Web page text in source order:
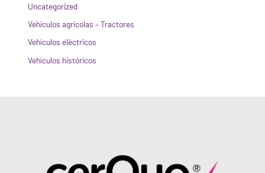
Uncategorized
Vehículos agrícolas – Tractores
Vehículos eléctricos
Vehículos históricos